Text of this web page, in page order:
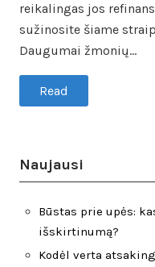
reikalingas jos
sužinosite šiame
Daugumai žmonių…
Read
Naujausi
Būstas prie upės:
išskirtinumą?
Kodėl verta